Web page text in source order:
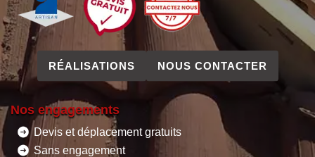
RÉALISATIONS NOUS CONTACTER
Nos engagements
Devis et déplacement gratuits
Sans engagement